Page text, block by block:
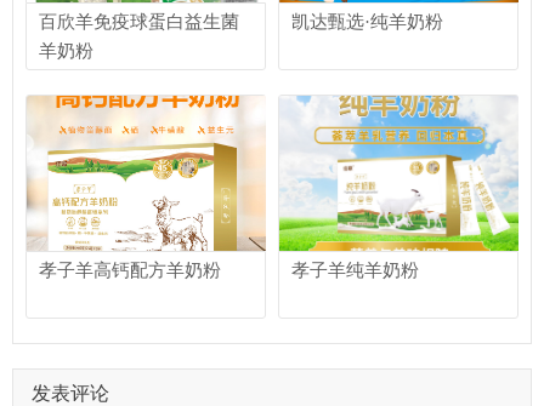
百欣羊免疫球蛋白益生菌
羊奶粉
凯达甄选·纯羊奶粉
孝子羊高钙配方羊奶粉 孝子羊纯羊奶粉
发表评论